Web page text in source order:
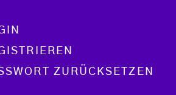
ZURÜCKSETZEN